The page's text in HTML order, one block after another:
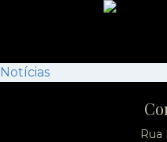
Notícias
Rua